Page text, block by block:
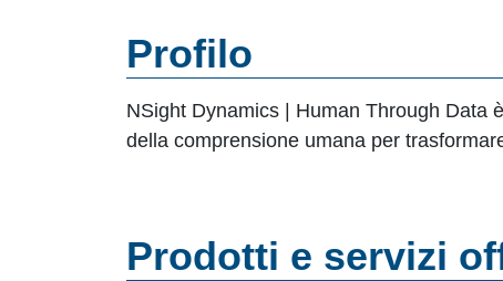
Profilo
NSight Dynamics | Human Through Data
della comprensione umana per
Prodotti e servizi